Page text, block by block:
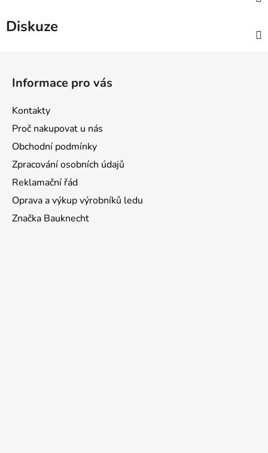
Diskuze
Informace pro vás
Kontakty
Proč nakupovat u nás
Obchodní podmínky
Zpracování osobních údajů
Reklamační řád
Oprava a výkup výrobníků ledu
Značka Bauknecht